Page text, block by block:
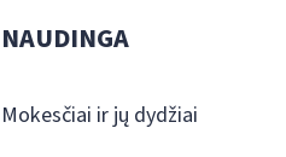
NAUDINGA
Mokesčiai ir jų dydžiai